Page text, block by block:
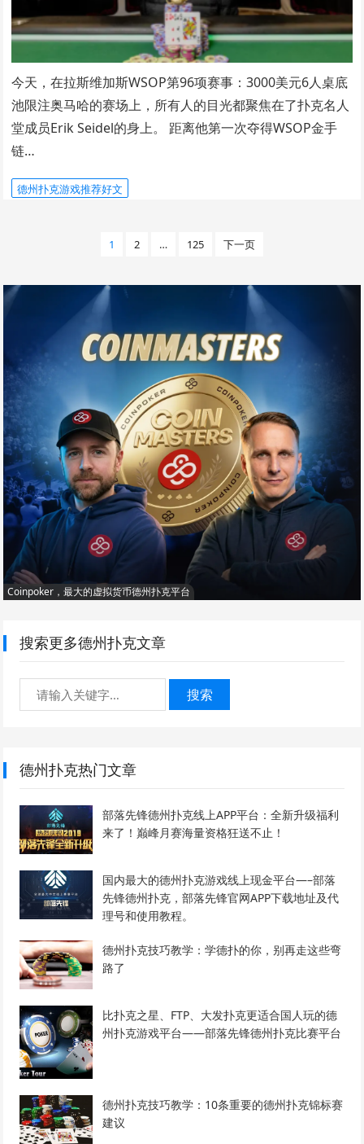
今天，在拉斯维加斯WSOP第96项赛事：3000美元6人桌底
池限注奥马哈的赛场上，所有人的目光都聚焦在了扑克名人
堂成员Erik Seidel的身上。 距离他第一次夺得WSOP金手
链…
德州扑克游戏推荐好文
分
页
1 2 … 125 下一页
Coinpoker，最大的虚拟货币德州扑克平台
搜索更多德州扑克文章
搜索
德州扑克热门文章
部落先锋德州扑克线上APP平台：全新升级福利
来了！巅峰月赛海量资格狂送不止！
国内最大的德州扑克游戏线上现金平台—–部落
先锋德州扑克，部落先锋官网APP下载地址及代
理号和使用教程。
德州扑克技巧教学：学德扑的你，别再走这些弯
路了
比扑克之星、FTP、大发扑克更适合国人玩的德
州扑克游戏平台——部落先锋德州扑克比赛平台
德州扑克技巧教学：10条重要的德州扑克锦标赛
建议